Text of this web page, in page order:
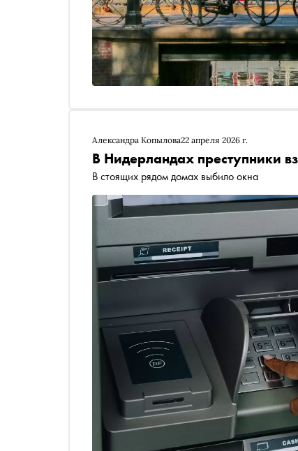
Александра Копылова22 апреля 2026 г.
В Нидерландах преступники
В стоящих рядом домах выбило окна